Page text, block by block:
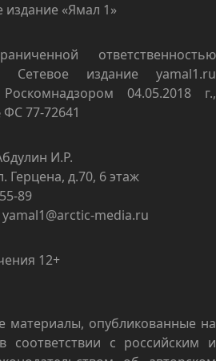
издание «Ямал 1»
ответственностью
Сетевое издание yamal1.ru
Роскомнадзором 04.05.2018 г.,
77-72641
И.Р.
Герцена, д.70, 6 этаж
89
media.ru
12+
материалы, опубликованные на
с российским и